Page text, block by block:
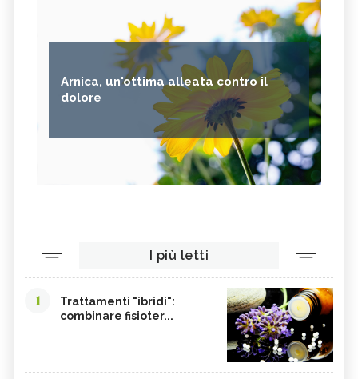
Arnica, un'ottima alleata contro il
dolore
I più letti
1
Trattamenti "ibridi":
combinare fisioter...